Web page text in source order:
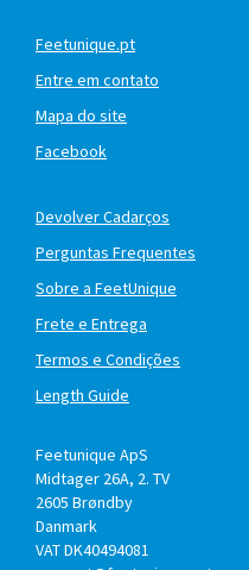
Feetunique.pt
Entre em contato
Mapa do site
Facebook
Devolver Cadarços
Perguntas Frequentes
Sobre a FeetUnique
Frete e Entrega
Termos e Condições
Length Guide
Feetunique ApS
Midtager 26A, 2. TV
2605 Brøndby
Danmark
VAT DK40494081